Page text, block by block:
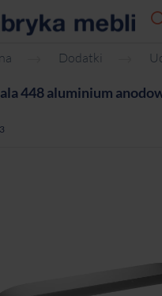
Dodatki
448 aluminium